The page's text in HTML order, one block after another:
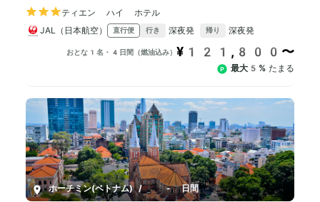
ティエン ハイ ホテル
JAL（日本航空）
直行便 行き 深夜発 帰り 深夜発
おとな1名・4日間（燃油込み） ¥121,800〜
最大5% たまる
ホーチミン(ベトナム) / 5-7日間